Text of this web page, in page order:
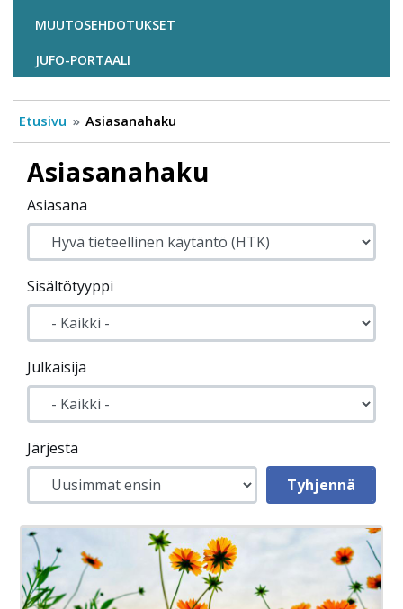
MUUTOSEHDOTUKSET
JUFO-PORTAALI
Etusivu Asiasanahaku
Asiasanahaku
Asiasana
Sisältötyyppi
Julkaisija
Järjestä